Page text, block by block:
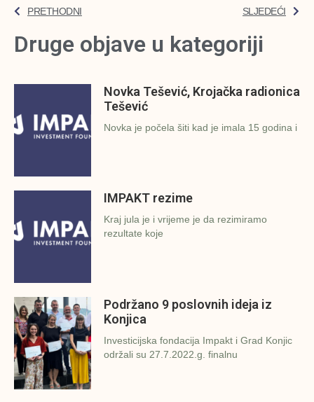
PRETHODNI SLJEDEĆI
Druge objave u kategoriji
Novka Tešević, Krojačka radionica
Tešević
Novka je počela šiti kad je imala 15 godina i
IMPAKT rezime
Kraj jula je i vrijeme je da rezimiramo
rezultate koje
Podržano 9 poslovnih ideja iz
Konjica
Investicijska fondacija Impakt i Grad Konjic
održali su 27.7.2022.g. finalnu